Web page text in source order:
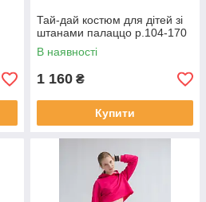
Тай-дай костюм для дітей зі
штанами палаццо р.104-170
В наявності
1 160 ₴
Купити